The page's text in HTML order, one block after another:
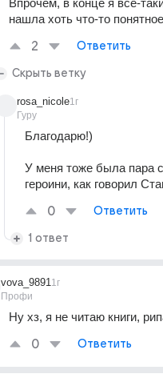
Впрочем, в конце я всё-
нашла хоть что-то
2 Ответить
Скрыть ветку
rosa_nicole
Гуру
1г
Благодарю!)
У меня тоже была пара
героини, как говорил
0 Ответить
1 ответ
vova_9891
Профи
1г
Ну хз, я не читаю книги,
0 Ответить